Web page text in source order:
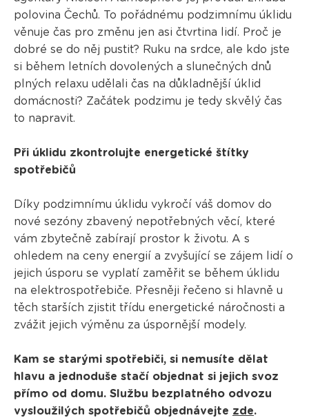
polovina Čechů. To pořádnému podzimnímu úklidu
věnuje čas pro změnu jen asi čtvrtina lidí. Proč je
dobré se do něj pustit? Ruku na srdce, ale kdo jste
si během letních dovolených a slunečných dnů
plných relaxu udělali čas na důkladnější úklid
domácnosti? Začátek podzimu je tedy skvělý čas
to napravit.
Při úklidu zkontrolujte energetické štítky
spotřebičů
Díky podzimnímu úklidu vykročí váš domov do
nové sezóny zbavený nepotřebných věcí, které
vám zbytečně zabírají prostor k životu. A s
ohledem na ceny energií a zvyšující se zájem lidí o
jejich úsporu se vyplatí zaměřit se během úklidu
na elektrospotřebiče. Přesněji řečeno si hlavně u
těch starších zjistit třídu energetické náročnosti a
zvážit jejich výměnu za úspornější modely.
Kam se starými spotřebiči, si nemusíte dělat
hlavu a jednoduše stačí objednat si jejich svoz
přímo od domu. Službu bezplatného odvozu
vysloužilých spotřebičů objednávejte zde.